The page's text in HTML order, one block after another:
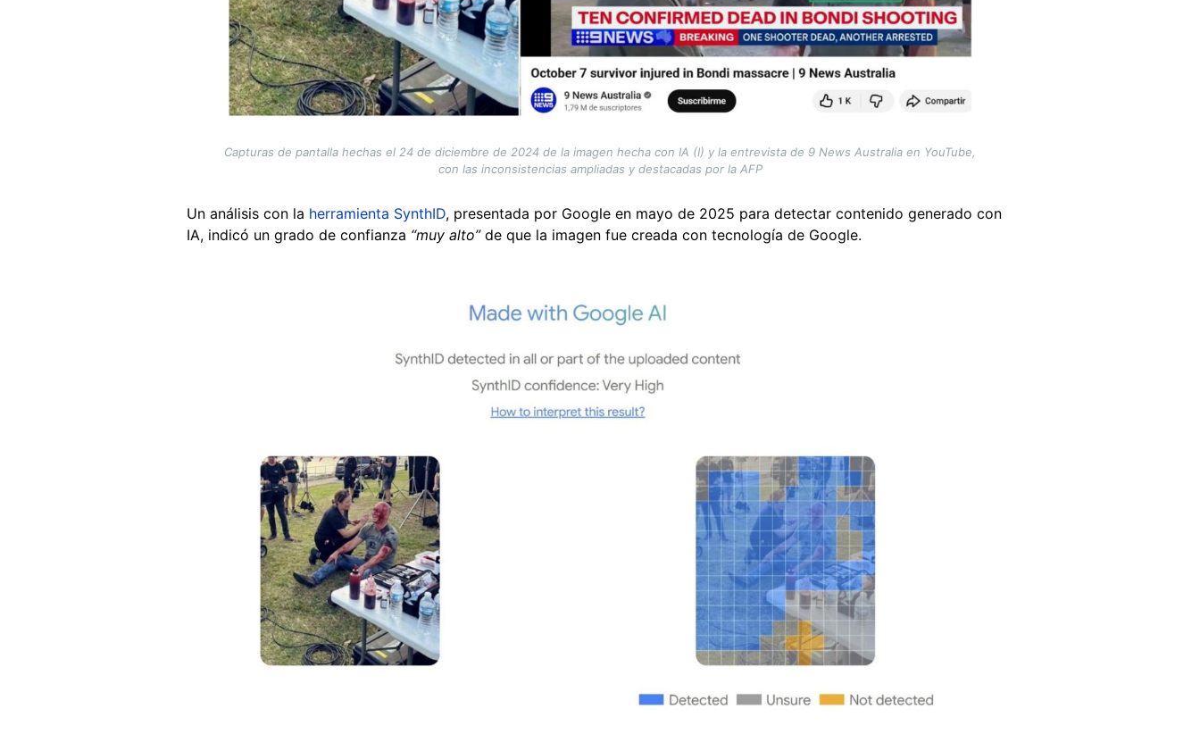
Capturas de pantalla hechas el 24 de diciembre de 2024 de la imagen hecha con IA (I) y la entrevista de 9 News Australia en YouTube,
con las inconsistencias ampliadas y destacadas por la AFP
Un análisis con la herramienta SynthID, presentada por Google en mayo de 2025 para detectar contenido generado con
IA, indicó un grado de confianza “muy alto” de que la imagen fue creada con tecnología de Google.